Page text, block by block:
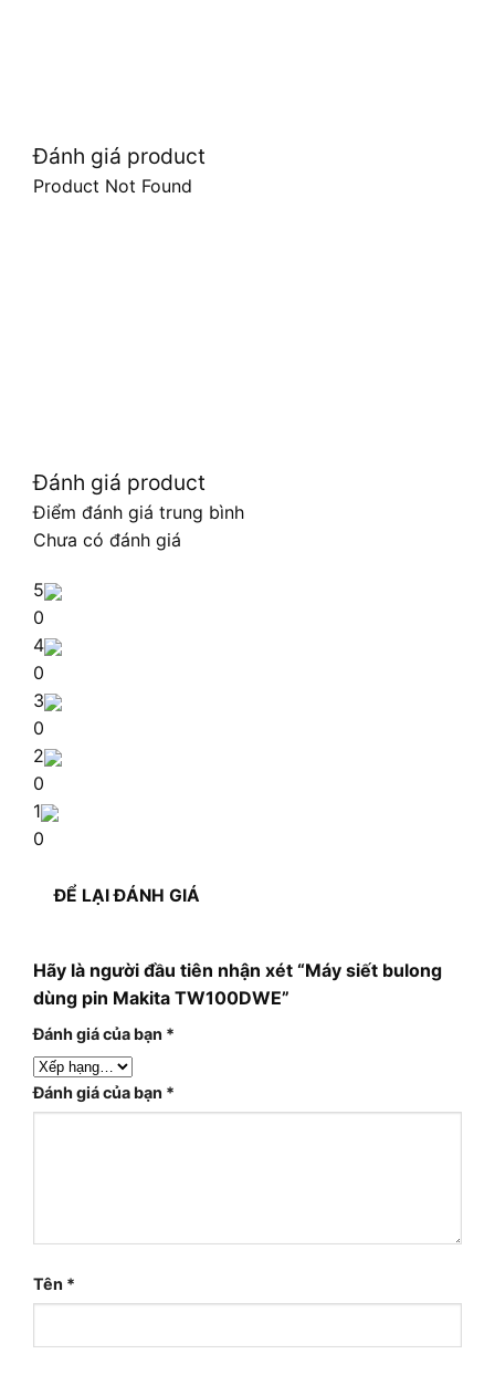
Đánh giá product
Product Not Found
Đánh giá product
Điểm đánh giá trung bình
Chưa có đánh giá
5
0
4
0
3
0
2
0
1
0
ĐỂ LẠI ĐÁNH GIÁ
Hãy là người đầu tiên nhận xét “Máy siết bulong
dùng pin Makita TW100DWE”
Đánh giá của bạn *
Đánh giá của bạn *
Tên *